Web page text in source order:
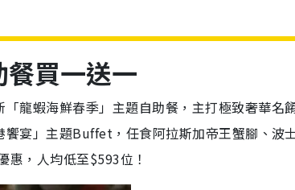
買一送一
龍蝦海鮮春季」主題自助餐，主打極致奢華名
宴」主題Buffet，任食阿拉斯加帝王蟹腳、波
，人均低至$593位！